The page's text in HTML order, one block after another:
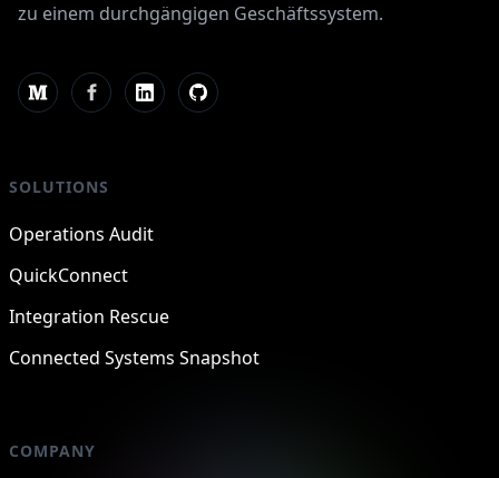
zu einem durchgängigen Geschäftssystem.
SOLUTIONS
Operations Audit
QuickConnect
Integration Rescue
Connected Systems Snapshot
COMPANY